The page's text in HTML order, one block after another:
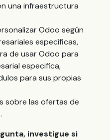
una infraestructura
Odoo según
específicas,
de usar Odoo para
especifica,
para sus propias
sobre las ofertas de
investigue si